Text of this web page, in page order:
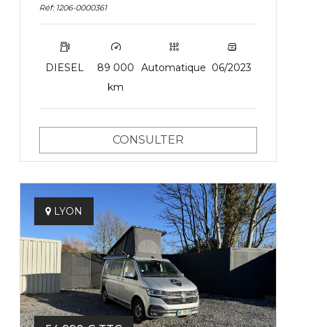
Réf: 1206-0000361
DIESEL
89 000
km
Automatique 06/2023
CONSULTER
LYON